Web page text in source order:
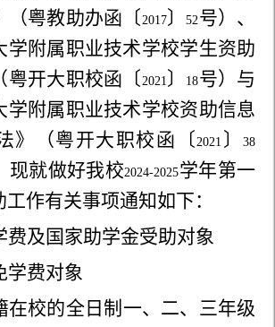
（粤教助办函〔 2017〕52号）、
学附属职业技术学校学生资助
粤开大职校函〔 2021 〕 18号）与
学附属职业技术学校资助信息
》（粤开大职校函〔2021 〕38
现就做好我校2024-2025学年第一
作有关事项通知如下：
费及国家助学金受助对象
学费对象
在校的全日制一、二、三年级